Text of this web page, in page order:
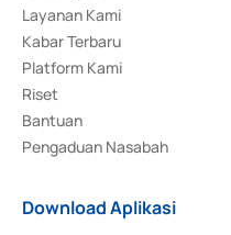
Layanan Kami
Kabar Terbaru
Platform Kami
Riset
Bantuan
Pengaduan Nasabah
Download Aplikasi